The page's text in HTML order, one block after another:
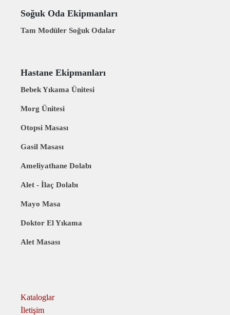
Soğuk Oda Ekipmanları
Tam Modüler Soğuk Odalar
Hastane Ekipmanları
Bebek Yıkama Ünitesi
Morg Ünitesi
Otopsi Masası
Gasil Masası
Ameliyathane Dolabı
Alet - İlaç Dolabı
Mayo Masa
Doktor El Yıkama
Alet Masası
Kataloglar
İletişim